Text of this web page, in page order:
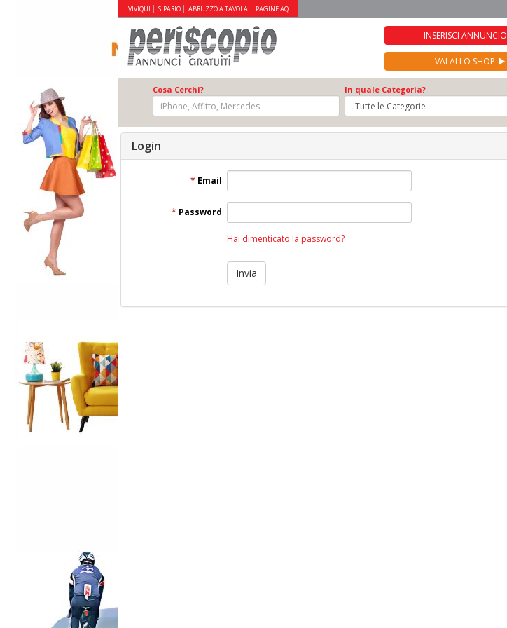
VIVIQUI SIPARIO ABRUZZO A TAVOLA PAGINE AQ
INSERISCI ANNUNCIO
VAI ALLO SHOP
Cosa Cerchi? In quale Categoria?
Login
* Email
* Password
Hai dimenticato la password?
Invia